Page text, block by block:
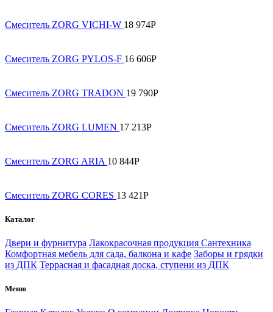
Смеситель ZORG VICHI-W 18 974Р
Смеситель ZORG PYLOS-F 16 606Р
Смеситель ZORG TRADON 19 790Р
Смеситель ZORG LUMEN 17 213Р
Смеситель ZORG ARIA 10 844Р
Смеситель ZORG CORES 13 421Р
Каталог
Двери и фурнитура Лакокрасочная продукция Сантехника
Комфортная мебель для сада, балкона и кафе Заборы и грядки
из ДПК Террасная и фасадная доска, ступени из ДПК
Меню